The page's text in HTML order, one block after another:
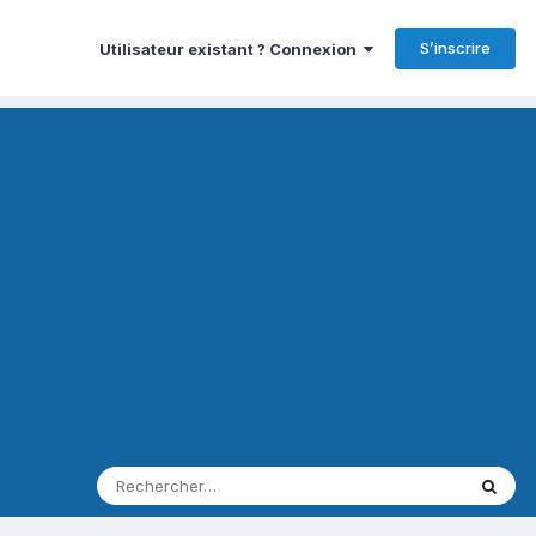
Utilisateur existant ? Connexion S’inscrire